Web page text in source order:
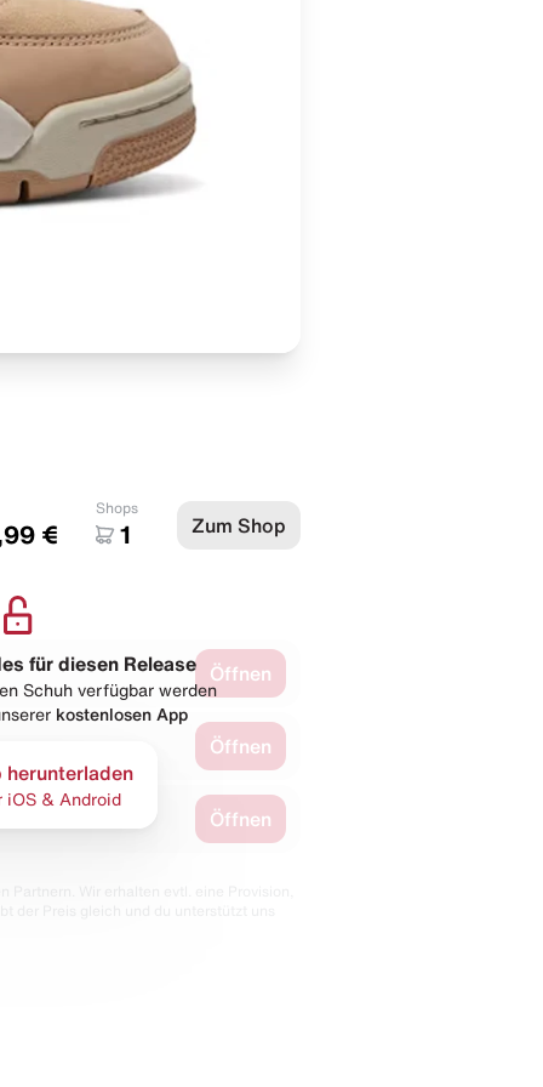
€
Shops
1 Zum Shop
Öffnen
Öffnen
Öffnen
für diesen Release
Schuh verfügbar werden
kostenlosen App
herunterladen
iOS & Android